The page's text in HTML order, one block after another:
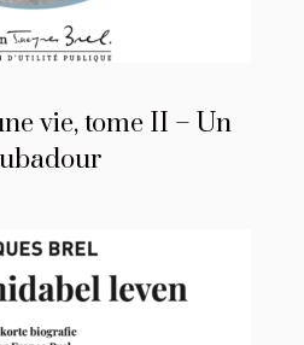
vie, tome II – Un